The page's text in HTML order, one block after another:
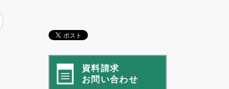
資料請求
お問い合わせ